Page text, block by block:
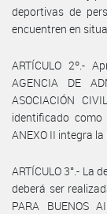
deportivas de
encuentren en
ARTÍCULO 2º.-
AGENCIA DE
ASOCIACIÓN
identificado como
ANEXO II integra
ARTÍCULO 3°.- La
deberá ser
PARA BUENOS